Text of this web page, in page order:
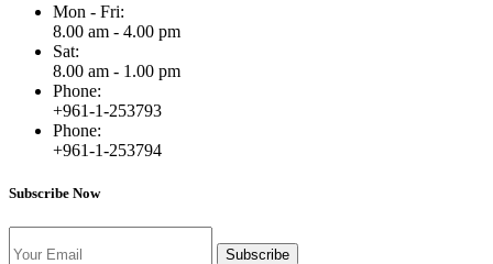
Mon - Fri:
8.00 am - 4.00 pm
Sat:
8.00 am - 1.00 pm
Phone:
+961-1-253793
Phone:
+961-1-253794
Subscribe Now
Subscribe